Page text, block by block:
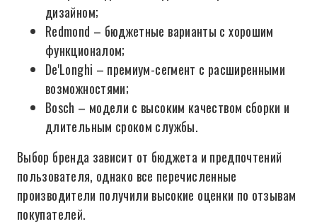
дизайном;
Redmond – бюджетные варианты с хорошим
функционалом;
De'Longhi – премиум-сегмент с расширенными
возможностями;
Bosch – модели с высоким качеством сборки и
длительным сроком службы.
Выбор бренда зависит от бюджета и предпочтений
пользователя, однако все перечисленные
производители получили высокие оценки по отзывам
покупателей.